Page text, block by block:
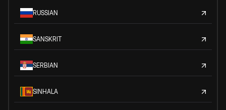
RUSSIAN
SANSKRIT
SERBIAN
SINHALA